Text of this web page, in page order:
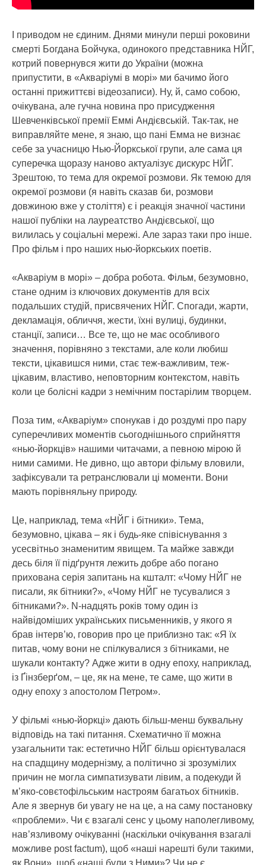
І приводом не єдиним. Днями минули перші роковини
смерті Богдана Бойчука, одинокого представника НЙГ,
котрий повернувся жити до України (можна
припустити, в «Акваріумі в морі» ми бачимо його
останні прижиттєві відеозаписи). Ну, й, само собою,
очікувана, але гучна новина про присудження
Шевченківської премії Еммі Андієвській. Так-так, не
виправляйте мене, я знаю, що пані Емма не визнає
себе за учасницю Нью-Йоркської групи, але сама ця
суперечка щоразу наново актуалізує дискурс НЙГ.
Зрештою, то тема для окремої розмови. Як темою для
окремої розмови (я навіть сказав би, розмови
довжиною вже у століття) є і реакція значної частини
нашої публіки на лауреатство Андієвської, що
вилилась у соціальні мережі. Але зараз таки про інше.
Про фільм і про наших нью-йоркських поетів.
«Акваріум в морі» – добра робота. Фільм, безумовно,
стане одним із ключових документів для всіх
подальших студій, присвячених НЙГ. Спогади, жарти,
декламація, обличчя, жести, їхні вулиці, будинки,
станції, записи… Все те, що не має особливого
значення, порівняно з текстами, але коли любиш
тексти, цікавишся ними, стає теж-важливим, теж-
цікавим, властиво, неповторним контекстом, навіть
коли це болісні кадри з немічним постарілим творцем.
Поза тим, «Акваріум» спонукав і до роздумі про пару
суперечливих моментів сьогоднішнього сприйняття
«нью-йоркців» нашими читачами, а певною мірою й
ними самими. Не дивно, що автори фільму вловили,
зафіксували та ретранслювали ці моменти. Вони
мають порівняльну природу.
Це, наприклад, тема «НЙГ і бітники». Тема,
безумовно, цікава – як і будь-яке співіснування з
усесвітньо знаменитим явищем. Та майже завжди
десь біля її підґрунтя лежить добре або погано
прихована серія запитань на кшталт: «Чому НЙГ не
писали, як бітники?», «Чому НЙГ не тусувалися з
бітниками?». N-надцять років тому один із
найвідоміших українських письменників, у якого я
брав інтерв’ю, говорив про це приблизно так: «Я їх
питав, чому вони не спілкувалися з бітниками, не
шукали контакту? Адже жити в одну епоху, наприклад,
із Ґінзберґом, – це, як на мене, те саме, що жити в
одну епоху з апостолом Петром».
У фільмі «нью-йоркці» дають більш-менш буквальну
відповідь на такі питання. Схематично її можна
узагальнити так: естетично НЙГ більш орієнтувалася
на спадщину модернізму, а політично зі зрозумілих
причин не могла симпатизувати лівим, а подекуди й
м’яко-совєтофільським настроям багатьох бітників.
Але я звернув би увагу не на це, а на саму постановку
«проблеми». Чи є взагалі сенс у цьому наполегливому,
нав’язливому очікуванні (наскільки очікування взагалі
можливе post factum), щоб «наші нарешті були такими,
як Вони», щоб «наші були з Ними»? Чи не є